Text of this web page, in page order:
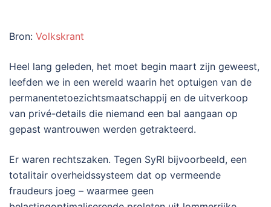
Bron: Volkskrant
Heel lang geleden, het moet begin maart zijn geweest,
leefden we in een wereld waarin het optuigen van de
permanentetoezichtsmaatschappij en de uitverkoop
van privé-details die niemand een bal aangaan op
gepast wantrouwen werden getrakteerd.
Er waren rechtszaken. Tegen SyRI bijvoorbeeld, een
totalitair overheidssysteem dat op vermeende
fraudeurs joeg – waarmee geen